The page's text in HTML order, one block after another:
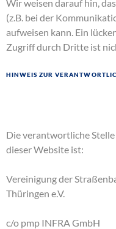
Wir weisen darauf hin,
(z.B. bei der
aufweisen kann. Ein
Zugriff durch Dritte ist
Hinweis zur
Die verantwortliche
dieser Website ist:
Vereinigung der
Thüringen e.V.
c/o pmp INFRA GmbH